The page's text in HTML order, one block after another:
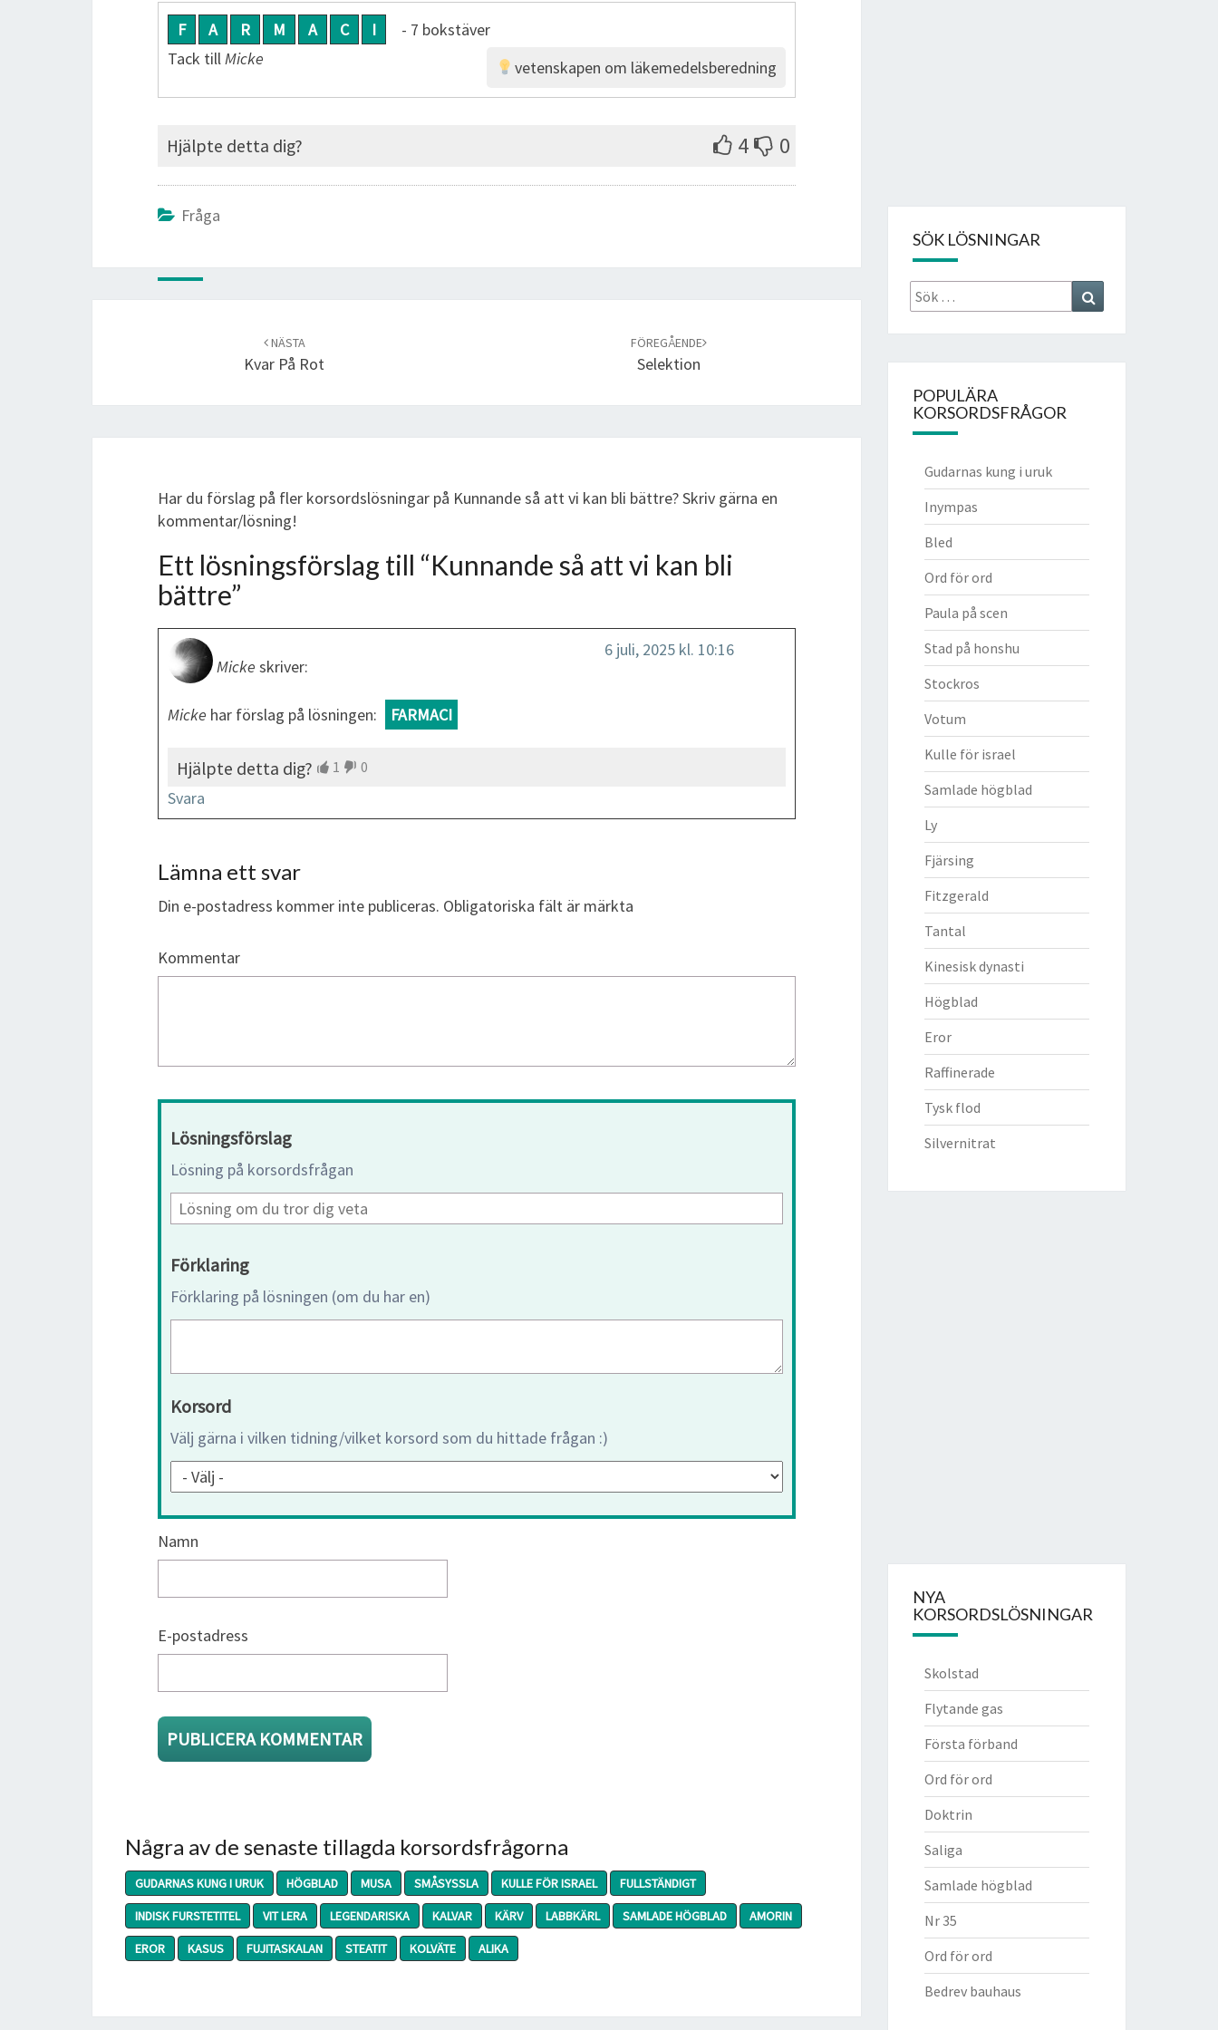
F A R M A C I
- 7 bokstäver
vetenskapen om läkemedelsberedning
Tack tillMicke
Hjälpte detta dig? 4 0
Fråga
NÄSTA
Kvar På Rot
FÖREGÅENDE
Selektion
Har du förslag på fler korsordslösningar på Kunnande så att vi kan bli bättre? Skriv gärna en
kommentar/lösning!
Ett lösningsförslag till “Kunnande så att vi kan bli
bättre”
Micke skriver:
6 juli, 2025 kl. 10:16
Micke har förslag på lösningen: FARMACI
Hjälpte detta dig? 1 0
Svara
Lämna ett svar
Din e-postadress kommer inte publiceras. Obligatoriska fält är märkta
Kommentar
Lösningsförslag
Lösning på korsordsfrågan
Förklaring
Förklaring på lösningen (om du har en)
Korsord
Välj gärna i vilken tidning/vilket korsord som du hittade frågan :)
Namn
E-postadress
Några av de senaste tillagda korsordsfrågorna
GUDARNAS KUNG I URUK HÖGBLAD MUSA SMÅSYSSLA KULLE FÖR ISRAEL
FULLSTÄNDIGT
INDISK FURSTETITEL
VIT LERA LEGENDARISKA KALVAR KÄRV LABBKÄRL SAMLADE HÖGBLAD
AMORIN
EROR
KASUS FUJITASKALAN STEATIT KOLVÄTE ALIKA
SÖK LÖSNINGAR
Sök
efter:
POPULÄRA
KORSORDSFRÅGOR
Gudarnas kung i uruk
Inympas
Bled
Ord för ord
Paula på scen
Stad på honshu
Stockros
Votum
Kulle för israel
Samlade högblad
Ly
Fjärsing
Fitzgerald
Tantal
Kinesisk dynasti
Högblad
Eror
Raffinerade
Tysk flod
Silvernitrat
NYA
KORSORDSLÖSNINGAR
Skolstad
Flytande gas
Första förband
Ord för ord
Doktrin
Saliga
Samlade högblad
Nr 35
Ord för ord
Bedrev bauhaus